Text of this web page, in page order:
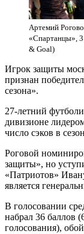
Артемий
«Спартанцы»,
& Goal)
Игрок защиты
признан
сезона».
27-летний
дивизионе
число сэков в
Роговой
защиты», но
«Патриотов»
является
В голосовании
набрал 36 баллов
голосования),